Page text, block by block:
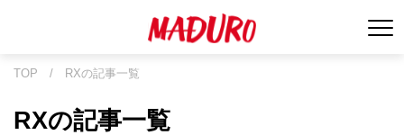
TOP / RXの記事一覧
RXの記事一覧